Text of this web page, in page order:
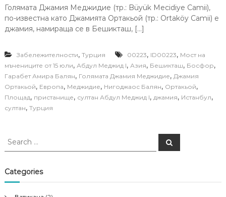
Голямата Джамия Меджидие (тр.: Büyük Mecidiye Camii),
по-известна като Джамията Ортакьой (тр.: Ortaköy Camii) е
джамия, намираща се в Бешикташ, […]
Забележителности, Турция 00223, ID00223, Mост на
мъчениците от 15 юли, Абдул Меджид I, Азия, Бешикташ, Босфор,
Гарабет Амира Балян, Голямата Джамия Меджидие, Джамия
Ортакьой, Европа, Меджидие, Нигоджаос Балян, Ортакьой,
Площад, пристанище, султан Абдул Меджид I, джамия, Истанбул,
султан, Турция
S
r
c
S
e
Categories